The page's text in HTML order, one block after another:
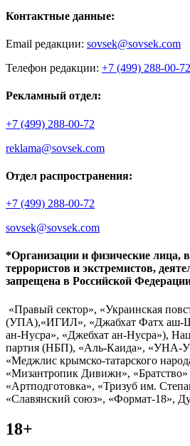
Контактные данные:
Email редакции: sovsek@sovsek.com
Телефон редакции: +7 (499) 288-00-72
Рекламный отдел:
+7 (499) 288-00-72
reklama@sovsek.com
Отдел распространения:
+7 (499) 288-00-72
sovsek@sovsek.com
*Организации и физические лица,
террористов и экстремистов,
запрещена в Российской
«Правый сектор», «Украинская
(УПА),«ИГИЛ», «Джабхат Фатх аш-
ан-Нусра», «Джебхат ан-Нусра»),
партия (НБП), «Аль-Каида», «УНА-
«Меджлис крымско-татарского
«Мизантропик Дивижн», «Братство»
«Артподготовка», «Тризуб им.
«Славянский союз», «Формат-18»,
18+